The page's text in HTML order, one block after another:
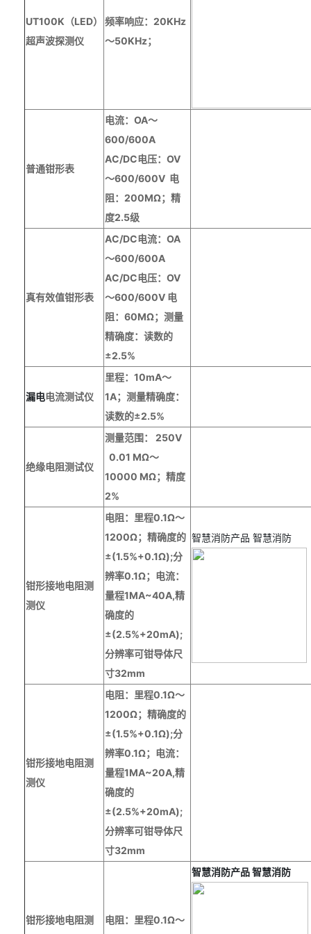
UT100K（LED）
超声波探测仪
频率响应： 20KHz
～50KHz；
普通钳形表
电流： OA～
600/600A
AC/DC电压： OV
～600/600V 电
阻： 200MΩ；精
度2.5级
真有效值钳形表
AC/DC电流： OA
～600/600A
AC/DC电压： OV
～600/600V 电
阻： 60MΩ；测量
精确度：读数的
±2.5%
漏电电流测试仪
里程： 10mA～
1A；测量精确度：
读数的±2.5%
绝缘电阻测试仪
测量范围：
250V
0.01 MΩ～
10000 MΩ；精度
2%
钳形接地电阻测
测仪
电阻：里程0.1Ω～
1200Ω；精确度的
±(1.5%+0.1Ω);分
辨率0.1Ω；电流：
量程1MA~40A,精
确度的
±(2.5%+20mA);
分辨率可钳导体尺
寸32mm
智慧消防产品 智慧消防
钳形接地电阻测
测仪
电阻：里程0.1Ω～
1200Ω；精确度的
±(1.5%+0.1Ω);分
辨率0.1Ω；电流：
量程1MA~20A,精
确度的
±(2.5%+20mA);
分辨率可钳导体尺
寸32mm
钳形接地电阻测
电阻：里程0.1Ω～
智慧消防产品智慧消防